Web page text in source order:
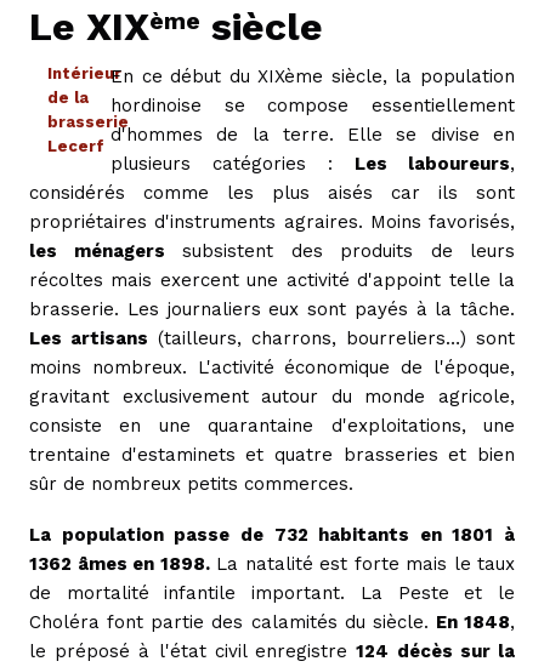
Le XIXème siècle
Intérieur
de la
brasserie
Lecerf
En ce début du XIXème siècle, la population
hordinoise se compose essentiellement
d'hommes de la terre. Elle se divise en
plusieurs catégories : Les laboureurs,
considérés comme les plus aisés car ils sont
propriétaires d'instruments agraires. Moins favorisés,
les ménagers subsistent des produits de leurs
récoltes mais exercent une activité d'appoint telle la
brasserie. Les journaliers eux sont payés à la tâche.
Les artisans (tailleurs, charrons, bourreliers…) sont
moins nombreux. L'activité économique de l'époque,
gravitant exclusivement autour du monde agricole,
consiste en une quarantaine d'exploitations, une
trentaine d'estaminets et quatre brasseries et bien
sûr de nombreux petits commerces.
La population passe de 732 habitants en 1801 à
1362 âmes en 1898.La natalité est forte mais le taux
de mortalité infantile important. La Peste et le
Choléra font partie des calamités du siècle. En 1848,
le préposé à l'état civil enregistre124 décès sur la